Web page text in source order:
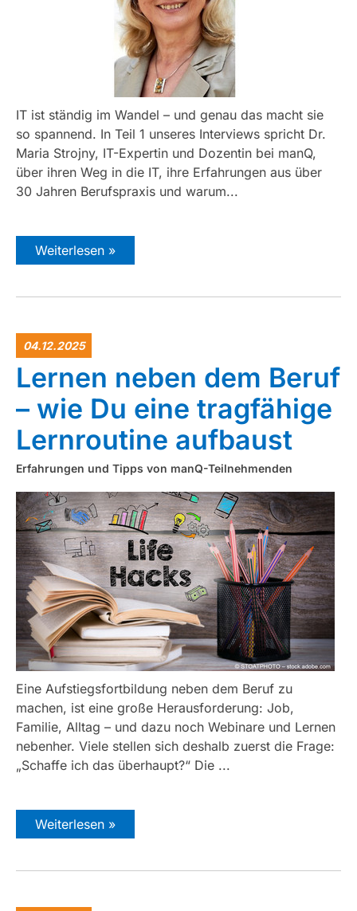
IT ist ständig im Wandel – und genau das macht sie
so spannend. In Teil 1 unseres Interviews spricht Dr.
Maria Strojny, IT-Expertin und Dozentin bei manQ,
über ihren Weg in die IT, ihre Erfahrungen aus über
30 Jahren Berufspraxis und warum...
Weiterlesen »
04.12.2025
Lernen neben dem Beruf
– wie Du eine tragfähige
Lernroutine aufbaust
Erfahrungen und Tipps von manQ-Teilnehmenden
Eine Aufstiegsfortbildung neben dem Beruf zu
machen, ist eine große Herausforderung: Job,
Familie, Alltag – und dazu noch Webinare und Lernen
nebenher. Viele stellen sich deshalb zuerst die Frage:
„Schaffe ich das überhaupt?“ Die ...
Weiterlesen »